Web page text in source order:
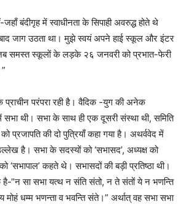
बंदीगृह में स्वाधीनता के सिपाही अवरुद्ध होते थे
जाग उठता था। मुझे स्वयं अपने हाई स्कूल और इंटर
समस्त स्कूलों के लड़के २६ जनवरी को प्रभात-फेरी
प्राचीन परंपरा रही है। वैदिक -युग की अनेक
थी। सभा के साथ ही एक दूसरी संस्था थी, समिति
प्रजापति की दो पुत्रियाँ कहा गया है। अथर्ववेद में
है। सभा के सदस्यों को ‘सभासद’, अध्यक्ष को
को ‘सभापाल’ कहते थे। सभासदों की बड़ी प्रतिष्ठा थी।
है-“न सा सभा यत्थ न संति संतो, न ते संतों ये न भणन्ति
मोहं धम्म भणन्ता व भवन्ति संते।” अर्थात्‌ वह सभा सभा